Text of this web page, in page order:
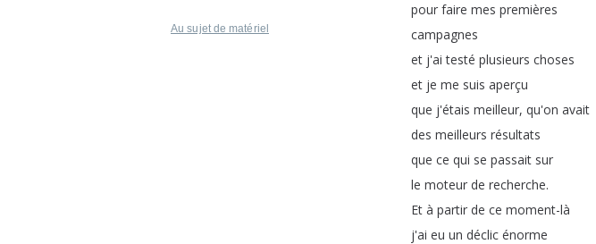
pour faire mes premières
campagnes
et j'ai testé plusieurs choses
et je me suis aperçu
que j'étais meilleur, qu'on avait
des meilleurs résultats
que ce qui se passait sur
le moteur de recherche.
Et à partir de ce moment-là
j'ai eu un déclic énorme
Au sujet de matériel